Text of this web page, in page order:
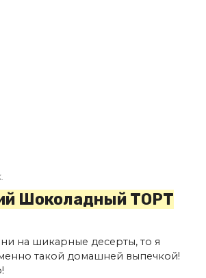
Шоколадный ТОРТ
на шикарные десерты, то я
такой домашней выпечкой!